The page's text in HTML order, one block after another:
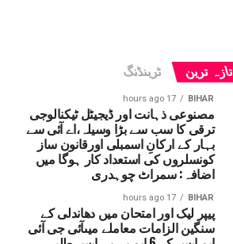
تازہ ترین ٹرینڈنگ
BIHAR
17 hours ago
مصنوعی ذہانت اور ڈیجیٹل ٹیکنالوجی
ترقی کا سب سے بڑا وسیلہ،اے آئی سے
بہار کے ارکانِ اسمبلی اورقانون ساز
کونسلروں کی استعداد کار ہوگا میں
اضافہ: سمراٹ چوہدری
BIHAR
17 hours ago
پیپر لیک اور امتحان میں دھاندلی کے
سنگین الزامات معاملے میںآئی جی آئی